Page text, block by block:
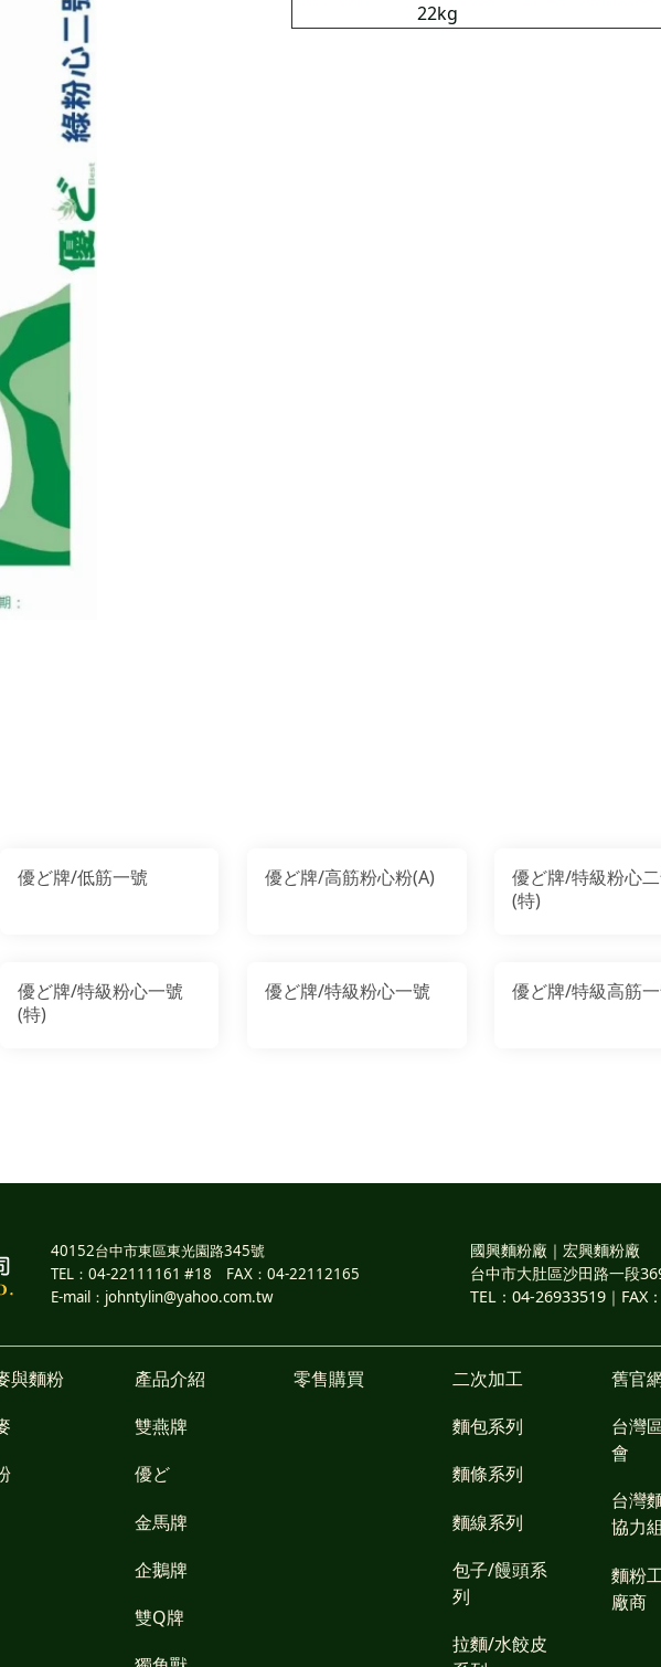
22kg
優ど牌/低筋一號 優ど牌/高筋粉心粉(A)
優ど牌/特級粉心
(特)
優ど牌/特級粉心一號
(特)
優ど牌/特級粉心一號 優ど牌/特級高筋
40152台中市東區東光園路345號
TEL：04-22111161 #18 FAX：04-22112165
E-mail：johntylin@yahoo.com.tw
國興麵粉廠｜宏興麵粉廠
台中市大肚區沙田路一段
TEL：04-26933519｜FAX
與麵粉
產品介紹
雙燕牌
優ど
金馬牌
企鵝牌
雙Q牌
零售購買
二次加工
麵包系列
麵條系列
麵線系列
包子/饅頭系
列
拉麵/水餃皮
舊官
台灣
會
台灣
協力
麵粉
廠商